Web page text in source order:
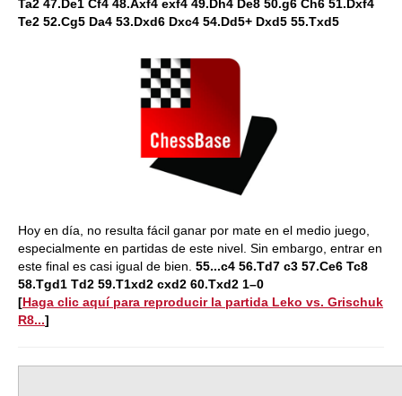
Ta2 47.De1 Cf4 48.Axf4 exf4 49.Dh4 De8 50.g6 Ch6 51.Dxf4
Te2 52.Cg5 Da4 53.Dxd6 Dxc4 54.Dd5+ Dxd5 55.Txd5
Hoy en día, no resulta fácil ganar por mate en el medio juego,
especialmente en partidas de este nivel. Sin embargo, entrar en
este final es casi igual de bien. 55...c4 56.Td7 c3 57.Ce6 Tc8
58.Tgd1 Td2 59.T1xd2 cxd2 60.Txd2 1–0
[Haga clic aquí para reproducir la partida Leko vs. Grischuk
R8...]